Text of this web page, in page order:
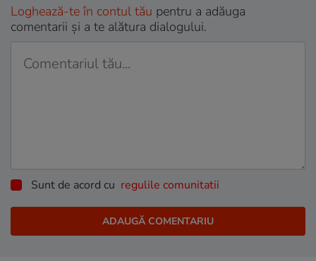
Loghează-te în contul tău pentru a adăuga
comentarii și a te alătura dialogului.
Sunt de acord cu regulile comunitatii